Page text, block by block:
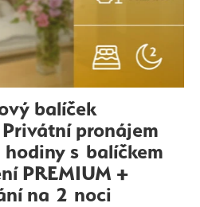
balíček
pronájem
s balíčkem
PREMIUM +
na 2 noci